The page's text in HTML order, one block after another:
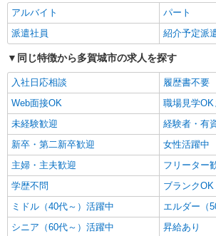
キープ 詳
派遣社員
株式会社ブレイブ（マイナビグループ）/MD04
介護スタッフ ◆デイサー
高齢者向け住宅、グルー
務先から選べます。
未経験：時給1250〜
る） 経験者：時給1450〜
日）＝29万400円 ◆昇給あり ◆支払い方法 ※日払
い/週払い/月払い対応も可能
にご相談ください。 ◆交通
社規定あり
宮城県多賀城市 【最寄駅】 ◆JR仙石線「下馬
駅」 ◆JR仙石線「多賀城駅
前山王駅」 ★その他、近隣に多数勤務地ありま
キープ 詳
派遣社員
アルバイト
パート
派遣社員
紹介予定派
同じ特徴から多賀城市の求人を探す
入社日応相談
履歴書不要
Web面接OK
職場見学OK
未経験歓迎
経験者・有
新卒・第二新卒歓迎
女性活躍中
主婦・主夫歓迎
フリーター
学歴不問
ブランクOK
ミドル（40代～）活躍中
エルダー（
シニア（60代～）活躍中
昇給あり